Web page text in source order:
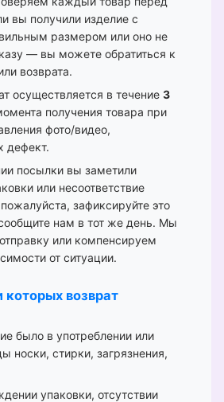
вы получили изделие с
размером или оно не
— вы можете обратиться к
возврата.
осуществляется в течение 3
получения товара при
фото/видео,
дефект.
посылки вы заметили
или несоответствие
зафиксируйте это
нам в тот же день. Мы
или компенсируем
от ситуации.
которых возврат
было в употреблении или
носки, стирки, загрязнения,
упаковки, отсутствии